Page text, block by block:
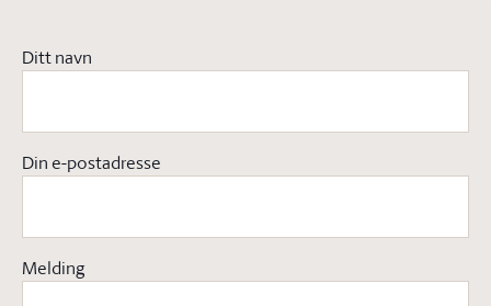
Ditt navn
Din e-postadresse
Melding